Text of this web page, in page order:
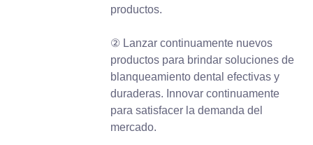
productos.
② Lanzar continuamente nuevos
productos para brindar soluciones de
blanqueamiento dental efectivas y
duraderas. Innovar continuamente
para satisfacer la demanda del
mercado.